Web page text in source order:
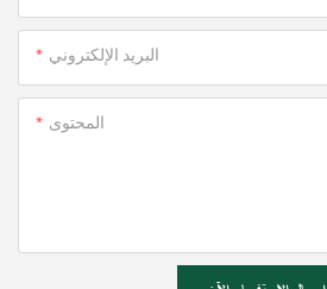
البريد الإلكتروني
المحتوى